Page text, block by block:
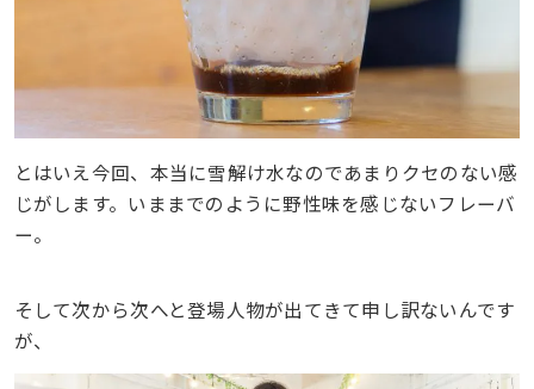
とはいえ今回、本当に雪解け水なのであまりクセのない感
じがします。いままでのように野性味を感じないフレーバ
ー。
そして次から次へと登場人物が出てきて申し訳ないんです
が、